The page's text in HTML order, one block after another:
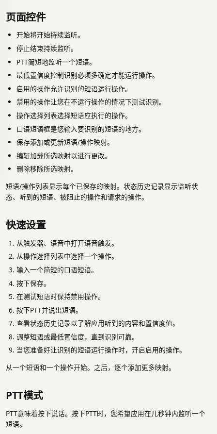
页面控件
开始将开始持续监听。
停止结束持续监听。
PTT简短地监听一个短语。
最低置信度控制识别必须多确定才能运行操作。
启用的操作允许识别的短语运行操作。
禁用的操作让您在不运行操作的情况下测试识别。
操作选择列表选择短语应执行的操作。
口语短语框是您输入要识别的短语的地方。
保存添加或更新短语/操作映射。
编辑加载所选映射以进行更改。
删除移除所选映射。
短语/操作列表显示每个已保存的映射。状态历史记录显示监听状
态、听到的短语、被阻止的操作和请求的操作。
快速设置
从触发器、语音中打开语音触发。
从操作选择列表中选择一个操作。
输入一个简短的口语短语。
按下保存。
在测试短语时保持禁用操作。
按下PTT并说出短语。
查看状态历史记录以了解应用听到的内容和置信度值。
调整短语或最低置信度，直到识别可靠。
当您准备好让识别的短语运行操作时，开启启用的操作。
从一个短语和一个操作开始。之后，逐个添加更多映射。
PTT模式
PTT意味着按下说话。按下PTT时，您希望应用在几秒钟内监听一个
短语。